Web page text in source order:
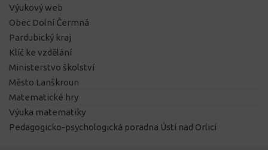
Výukový web
Obec Dolní Čermná
Pardubický kraj
Klíč ke vzdělání
Ministerstvo školství
Město Lanškroun
Matematické hry
Výuka matematiky
Pedagogicko-psychologická poradna Ústí nad Orlicí